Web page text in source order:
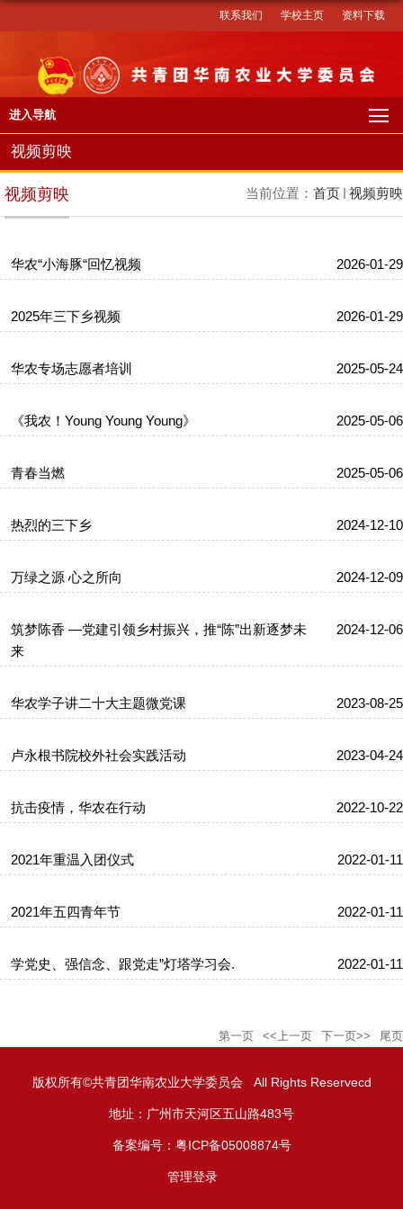
资料下载
学校主页
联系我们
进入导航
视频剪映
当前位置： 首页 视频剪映
视频剪映
华农“小海豚“回忆视频 2026-01-29
2025年三下乡视频 2026-01-29
华农专场志愿者培训 2025-05-24
《我农！Young Young Young》 2025-05-06
青春当燃 2025-05-06
热烈的三下乡 2024-12-10
万绿之源 心之所向 2024-12-09
筑梦陈香 —党建引领乡村振兴，推“陈”出新逐梦未
来
2024-12-06
华农学子讲二十大主题微党课 2023-08-25
卢永根书院校外社会实践活动 2023-04-24
抗击疫情，华农在行动 2022-10-22
2021年重温入团仪式 2022-01-11
2021年五四青年节 2022-01-11
学党史、强信念、跟党走”灯塔学习会. 2022-01-11
第一页 <<上一页 下一页>> 尾页
版权所有©共青团华南农业大学委员会 All Rights Reservecd
地址：广州市天河区五山路483号
备案编号：粤ICP备05008874号
管理登录